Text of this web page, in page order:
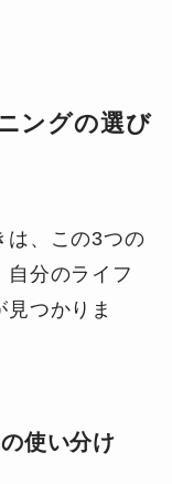
ングの選び
は、この3つの
自分のライフ
つかりま
使い分け